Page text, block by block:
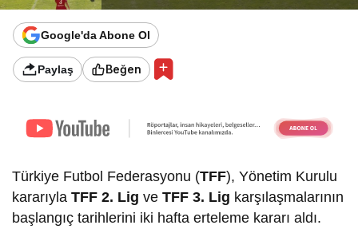
Google'da Abone Ol
Paylaş Beğen
Türkiye Futbol Federasyonu (TFF), Yönetim Kurulu
kararıylaTFF 2. Lig veTFF 3. Lig karşılaşmalarının
başlangıç tarihlerini iki hafta erteleme kararı aldı.